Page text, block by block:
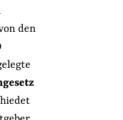
den